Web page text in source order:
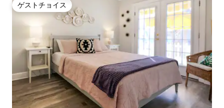
ゲストチョイス
ゲストチョイス